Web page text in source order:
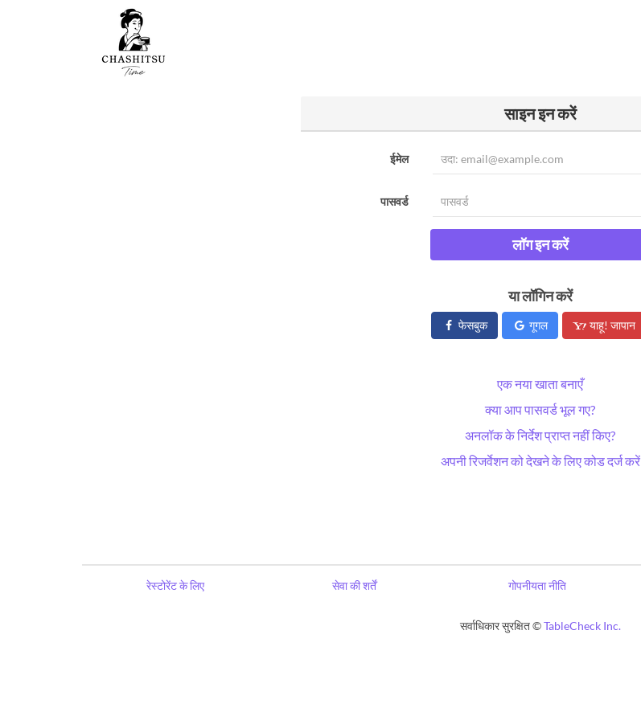
साइन इन करें
ईमेल
पासवर्ड
लॉग इन करें
या लॉगिन करें
फेसबुक गूगल याहू! जापान
एक नया खाता बनाएँ
क्या आप पासवर्ड भूल गए?
अनलॉक के निर्देश प्राप्त नहीं किए?
अपनी रिजर्वेशन को देखने के लिए कोड दर्ज करें
रेस्टोरेंट के लिए सेवा की शर्तें गोपनीयता नीति
सर्वाधिकार सुरक्षित ©TableCheck Inc.